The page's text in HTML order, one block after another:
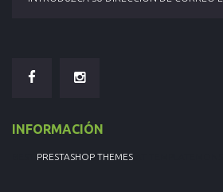
INFORMACIÓN
PRESTASHOP THEMES